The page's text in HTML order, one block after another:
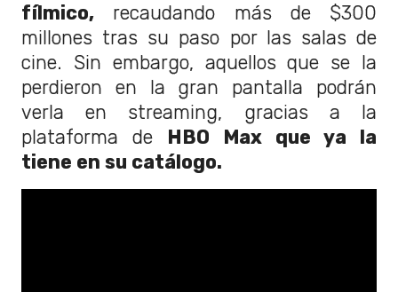
fílmico, recaudando más de $300
millones tras su paso por las salas de
cine. Sin embargo, aquellos que se la
perdieron en la gran pantalla podrán
verla en streaming, gracias a la
plataforma de HBO Max que ya la
tiene en su catálogo.